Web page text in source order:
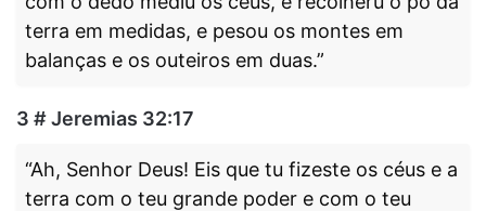
terra em medidas, e pesou os montes em
balanças e os outeiros em duas.”
3 # Jeremias 32:17
“Ah, Senhor Deus! Eis que tu fizeste os céus e a
terra com o teu grande poder e com o teu